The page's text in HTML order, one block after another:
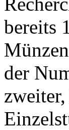
bereits
der